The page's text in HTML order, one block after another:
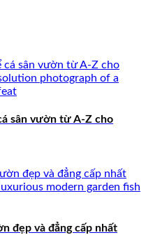
sân vườn từ A-Z cho
đẹp và đẳng cấp nhất